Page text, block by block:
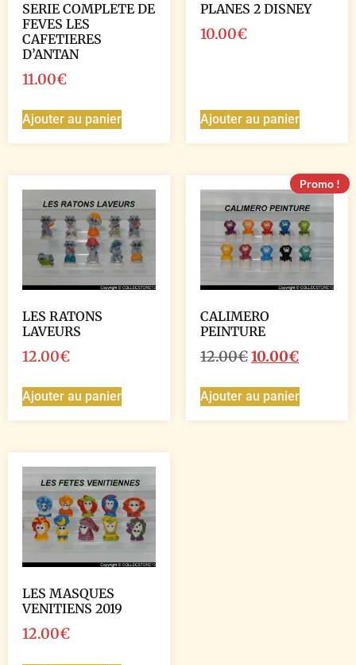
SERIE COMPLETE DE
FEVES LES
CAFETIERES
D’ANTAN
11.00€
Ajouter au panier
PLANES 2 DISNEY
10.00€
Ajouter au panier
LES RATONS
LAVEURS
12.00€
Ajouter au panier
Promo !
CALIMERO
PEINTURE
12.00€10.00€
Ajouter au panier
LES MASQUES
VENITIENS 2019
12.00€